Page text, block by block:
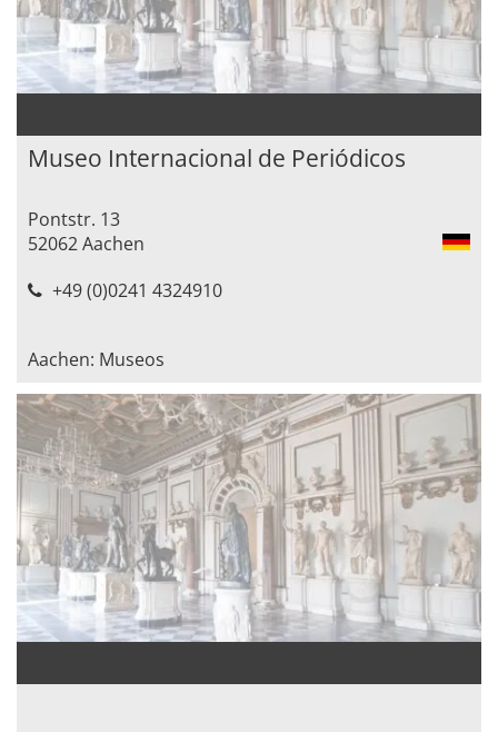
Museo Internacional de Periódicos
Pontstr. 13
52062 Aachen
+49 (0)0241 4324910
Aachen: Museos